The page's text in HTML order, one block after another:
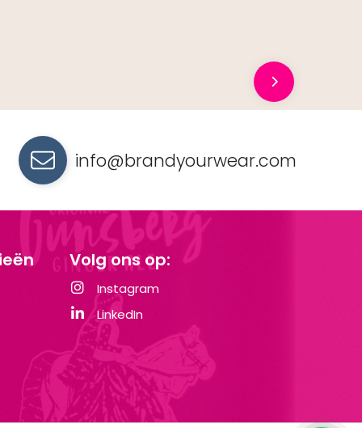
info@brandyourwear.com
Volg ons op:
Instagram
LinkedIn